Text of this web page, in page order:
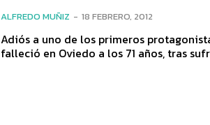
ALFREDO MUÑIZ - 18 FEBRERO, 2012
Adiós a uno de los primeros protagonistas de la
falleció en Oviedo a los 71 años, tras